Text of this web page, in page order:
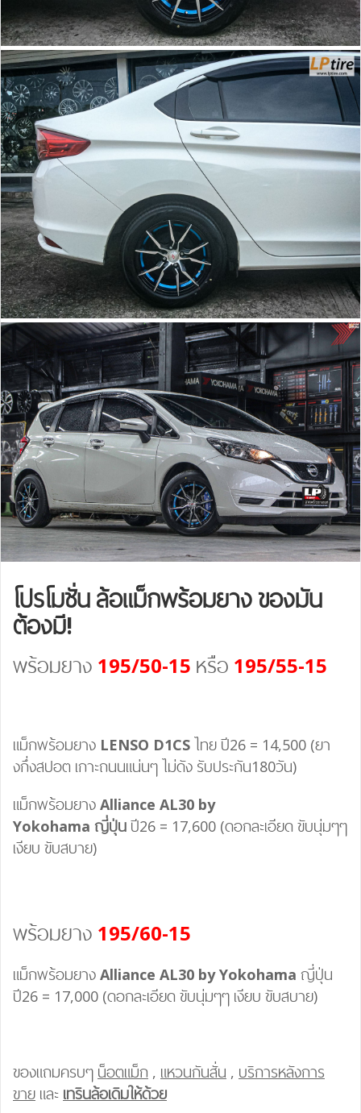
โปรโมชั่น ล้อแม็กพร้อมยาง ของมัน
ต้องมี!
พร้อมยาง 195/50-15 หรือ 195/55-15
แม็กพร้อมยาง LENSO D1CS ไทย ปี26 = 14,500 (ยา
งกึ่งสปอต เกาะถนนแน่นๆ ไม่ดัง รับประกัน180วัน)
แม็กพร้อมยาง Alliance AL30 by
Yokohama ญี่ปุ่น ปี26 = 17,600 (ดอกละเอียด ขับนุ่มๆๆ
เงียบ ขับสบาย)
พร้อมยาง 195/60-15
แม็กพร้อมยาง Alliance AL30 by Yokohama ญี่ปุ่น
ปี26 = 17,000 (ดอกละเอียด ขับนุ่มๆๆ เงียบ ขับสบาย)
ของแถมครบๆ น็อตแม็ก , แหวนกันสั่น , บริการหลังการ
ขาย และ เทรินล้อเดิมให้ด้วย